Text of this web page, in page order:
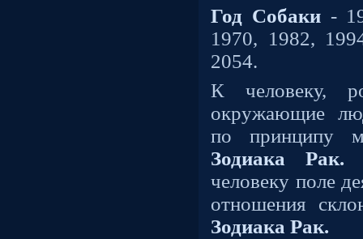
Год Собаки -
1970, 1982,
2054.
К человеку,
окружающие
по принципу
Зодиака Рак.
человеку поле
отношения
Зодиака Рак.